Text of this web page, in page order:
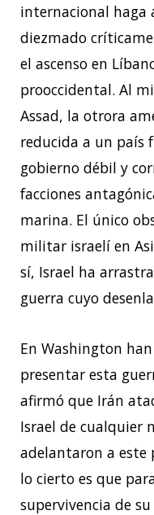
internacional haga
diezmado
el ascenso en
prooccidental. Al
Assad, la otrora
reducida a un país
gobierno débil y
facciones
marina. El único
militar israelí en
sí, Israel ha
guerra cuyo
En Washington
presentar esta
afirmó que Irán
Israel de cualquier
adelantaron a este
lo cierto es que
supervivencia de